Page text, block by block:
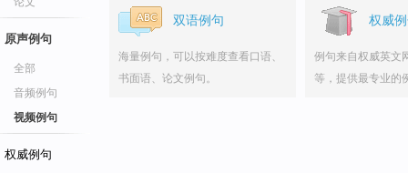
原声例句
全部
音频例句
视频例句
权威例句
双语例句
海量例句，可以按难度查看口语、
书面语、论文例句。
权威
例句来自权威英文
等，提供最专业的